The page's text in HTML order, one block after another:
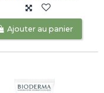
Ajouter au panier